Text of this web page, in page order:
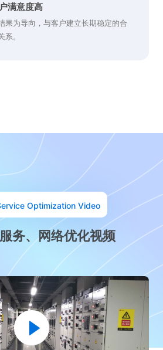
满意度高
果为导向，与客户建立长期稳定的合
系。
Optimization Video
务、网络优化视频